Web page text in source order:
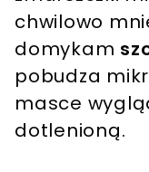
chwilowo
domykam
pobudza
masce
dotlenioną.